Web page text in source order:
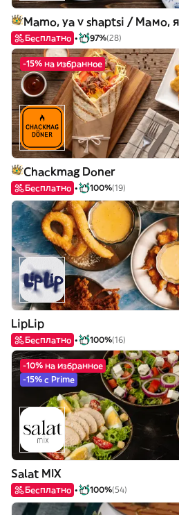
Mamo, ya v shaptsi / Мамо,
Бесплатно 97%(28)
-15% на избранное
Chackmag Doner
Бесплатно 100%(19)
LipLip
Бесплатно 100%(16)
-10% на избранное
-15% с Prime
Salat MIX
Бесплатно 100%(54)